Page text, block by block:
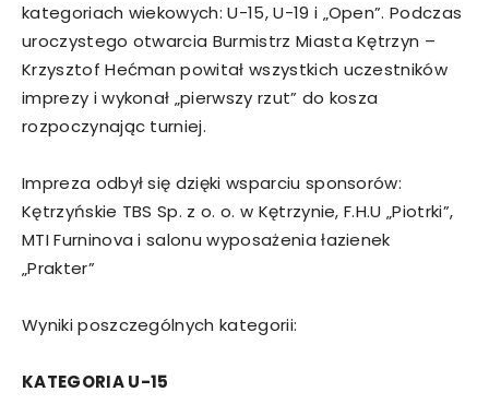
kategoriach wiekowych: U-15, U-19 i „Open”. Podczas
uroczystego otwarcia Burmistrz Miasta Kętrzyn –
Krzysztof Hećman powitał wszystkich uczestników
imprezy i wykonał „pierwszy rzut” do kosza
rozpoczynając turniej.
Impreza odbył się dzięki wsparciu sponsorów:
Kętrzyńskie TBS Sp. z o. o. w Kętrzynie, F.H.U „Piotrki”,
MTI Furninova i salonu wyposażenia łazienek
„Prakter”
Wyniki poszczególnych kategorii:
KATEGORIA U-15